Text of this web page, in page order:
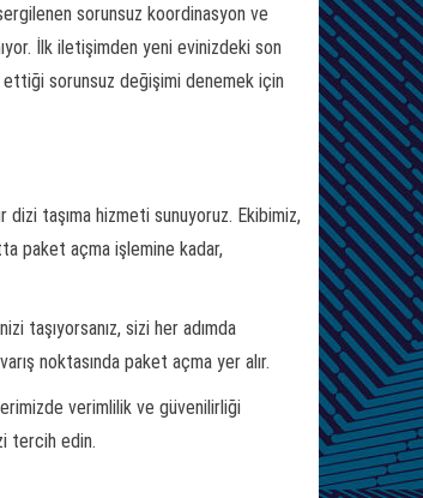
sorunsuz koordinasyon ve
İlk iletişimden yeni evinizdeki son
ettiği sorunsuz değişimi denemek için
dizi taşıma hizmeti sunuyoruz. Ekibimiz,
paket açma işlemine kadar,
taşıyorsanız, sizi her adımda
noktasında paket açma yer alır.
verimlilik ve güvenilirliği
tercih edin.